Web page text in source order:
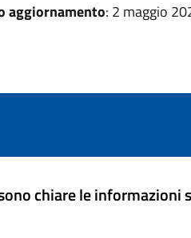
aggiornamento: 2 maggio
chiare le informazioni